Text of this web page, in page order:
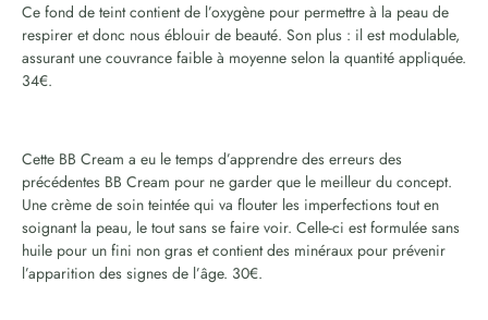
Ce fond de teint contient de l’oxygène pour permettre à la peau de
respirer et donc nous éblouir de beauté. Son plus : il est modulable,
assurant une couvrance faible à moyenne selon la quantité appliquée.
34€.
Cette BB Cream a eu le temps d’apprendre des erreurs des
précédentes BB Cream pour ne garder que le meilleur du concept.
Une crème de soin teintée qui va flouter les imperfections tout en
soignant la peau, le tout sans se faire voir. Celle-ci est formulée sans
huile pour un fini non gras et contient des minéraux pour prévenir
l’apparition des signes de l’âge. 30€.